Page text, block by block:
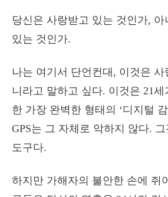
당신은 사랑받고 있는 것인가,
있는 것인가.
나는 여기서 단언컨대, 이것은
니라고 말하고 싶다. 이것은 21
한 가장 완벽한 형태의 ‘디지털
GPS는 그 자체로 악하지 않다.
도구다.
하지만 가해자의 불안한 손에 쥐